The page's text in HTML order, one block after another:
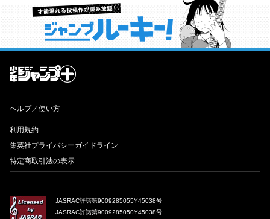
才能溢れる投稿作が読み放題！ ジャンプルーキー！
ヘルプ／使い方
利用規約
集英社プライバシーガイドライン
特定商取引法の表示
JASRAC許諾第9009285055Y45038号
JASRAC許諾第9009285050Y45038号